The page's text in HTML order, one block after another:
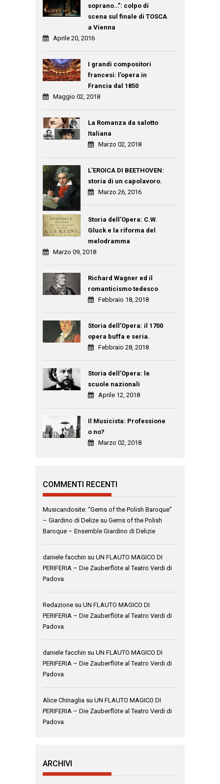
soprano…”: colpo di
scena sul finale di TOSCA
a Vienna
Aprile 20, 2016
I grandi compositori
francesi: l’opera in
Francia dal 1850
Maggio 02, 2018
La Romanza da salotto
Italiana
Marzo 02, 2018
L’EROICA DI BEETHOVEN:
storia di un capolavoro.
Marzo 26, 2016
Storia dell’Opera: C.W.
Gluck e la riforma del
melodramma
Marzo 09, 2018
Richard Wagner ed il
romanticismo tedesco
Febbraio 18, 2018
Storia dell’Opera: il 1700
opera buffa e seria.
Febbraio 28, 2018
Storia dell’Opera: le
scuole nazionali
Aprile 12, 2018
Il Musicista: Professione
o no?
Marzo 02, 2018
COMMENTI RECENTI
Musicandosite: “Gems of the Polish Baroque”
– Giardino di Delize su Gems of the Polish
Baroque – Ensemble Giardino di Delizie
daniele facchin su UN FLAUTO MAGICO DI
PERIFERIA – Die Zauberflöte al Teatro Verdi di
Padova
Redazione su UN FLAUTO MAGICO DI
PERIFERIA – Die Zauberflöte al Teatro Verdi di
Padova
daniele facchin su UN FLAUTO MAGICO DI
PERIFERIA – Die Zauberflöte al Teatro Verdi di
Padova
Alice Chinaglia su UN FLAUTO MAGICO DI
PERIFERIA – Die Zauberflöte al Teatro Verdi di
Padova
ARCHIVI